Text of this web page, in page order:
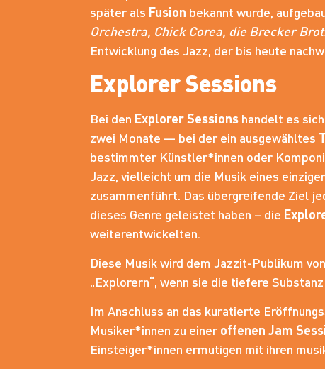
später als Fusion bekannt wurde,
Orchestra, Chick Corea, die Brecker
Entwicklung des Jazz, der bis heute
Explorer Sessions
Bei den Explorer Sessions handelt es
zwei Monate — bei der ein ausgewähltes
bestimmter Künstler*innen oder
Jazz, vielleicht um die Musik eines
zusammenführt. Das übergreifende Ziel
dieses Genre geleistet haben – die
weiterentwickelten.
Diese Musik wird dem Jazzit-Publikum
„Explorern“, wenn sie die tiefere
Im Anschluss an das kuratierte
Musiker*innen zu einer offenen Jam
Einsteiger*innen ermutigen mit ihren